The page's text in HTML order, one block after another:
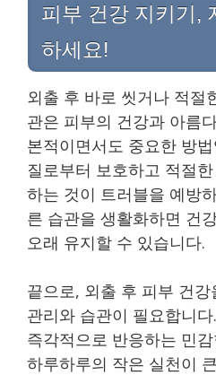
피부 건강 지키기,
하세요!
외출 후 바로 씻거나 적절
관은 피부의 건강과 아름
본적이면서도 중요한 방
질로부터 보호하고 적절
하는 것이 트러블을 예방
른 습관을 생활화하면 건
오래 유지할 수 있습니다.
끝으로, 외출 후 피부 건
관리와 습관이 필요합니
즉각적으로 반응하는 민
하루하루의 작은 실천이